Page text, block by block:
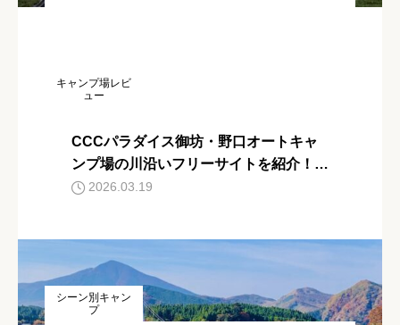
キャンプ場レビ
ュー
CCCパラダイス御坊・野口オートキャ
ンプ場の川沿いフリーサイトを紹介！魅
力と注意点を解説
2026.03.19
シーン別キャン
プ